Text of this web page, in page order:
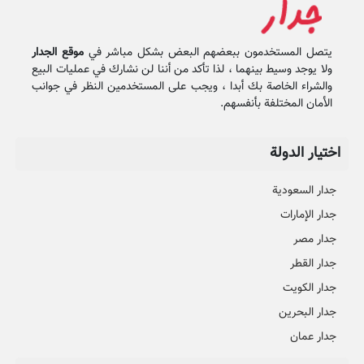
يتصل المستخدمون ببعضهم البعض بشكل مباشر في موقع الجدار
ولا يوجد وسيط بينهما ، لذا تأكد من أننا لن نشارك في عمليات البيع
والشراء الخاصة بك أبدا ، ويجب على المستخدمين النظر في جوانب
الأمان المختلفة بأنفسهم.
اختيار الدولة
جدار السعودية
جدار الإمارات
جدار مصر
جدار القطر
جدار الكويت
جدار البحرين
جدار عمان